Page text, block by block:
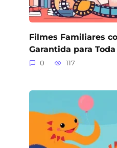
Filmes Familiares
Garantida para
0 117